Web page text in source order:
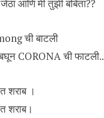
आणि मी तुझी बबिता??
ची बाटली
CORONA ची फाटली..
शराब ।
शराब।